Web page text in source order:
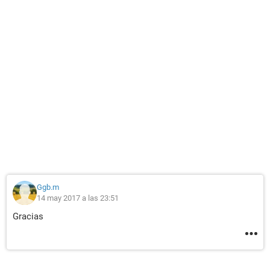
Ggb.m
14 may 2017 a las 23:51
Gracias